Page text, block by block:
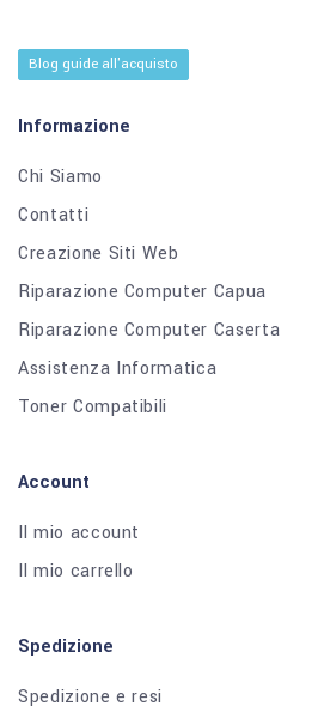
Blog guide all'acquisto
Informazione
Chi Siamo
Contatti
Creazione Siti Web
Riparazione Computer Capua
Riparazione Computer Caserta
Assistenza Informatica
Toner Compatibili
Account
Il mio account
Il mio carrello
Spedizione
Spedizione e resi